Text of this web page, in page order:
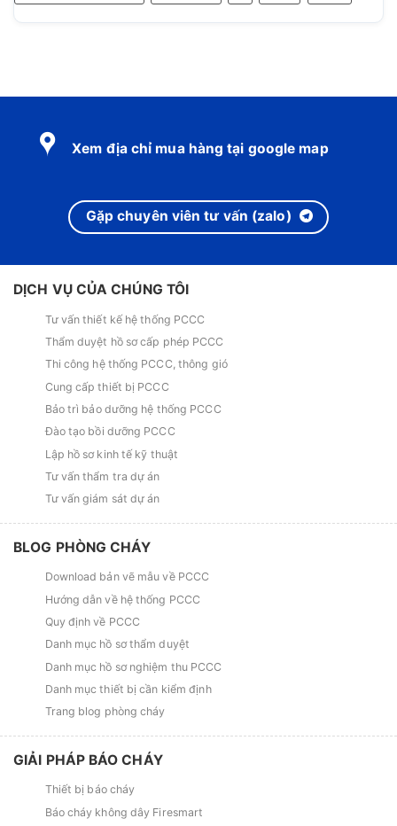
Xem địa chỉ mua hàng tại google map
Gặp chuyên viên tư vấn (zalo)
DỊCH VỤ CỦA CHÚNG TÔI
Tư vấn thiết kế hệ thống PCCC
Thẩm duyệt hồ sơ cấp phép PCCC
Thi công hệ thống PCCC, thông gió
Cung cấp thiết bị PCCC
Bảo trì bảo dưỡng hệ thống PCCC
Đào tạo bồi dưỡng PCCC
Lập hồ sơ kinh tế kỹ thuật
Tư vấn thẩm tra dự án
Tư vấn giám sát dự án
BLOG PHÒNG CHÁY
Download bản vẽ mẫu về PCCC
Hướng dẫn về hệ thống PCCC
Quy định về PCCC
Danh mục hồ sơ thẩm duyệt
Danh mục hồ sơ nghiệm thu PCCC
Danh mục thiết bị cần kiểm định
Trang blog phòng cháy
GIẢI PHÁP BÁO CHÁY
Thiết bị báo cháy
Báo cháy không dây Firesmart